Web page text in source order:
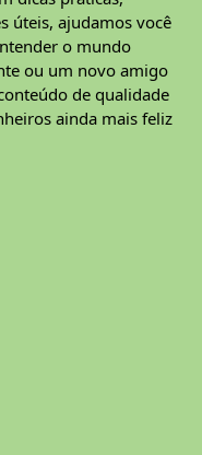
úteis, ajudamos você
o mundo
ou um novo amigo
de qualidade
ainda mais feliz